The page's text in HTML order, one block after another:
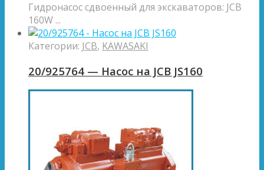
Гидронасос сдвоенный для экскаваторов: JCB
160W ...
Категории: JCB, KAWASAKI
20/925764 — Насос на JCB JS160